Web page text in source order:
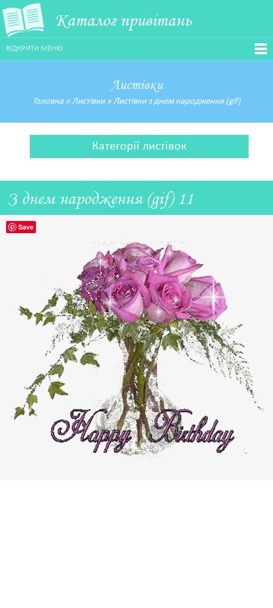
Каталог привітань
ВІДКРИТИ МЕНЮ
Листівки
Головна» Листівки» Листівки з днем народження (gif)
Категорії листівок
З днем народження (gif) 11
Save